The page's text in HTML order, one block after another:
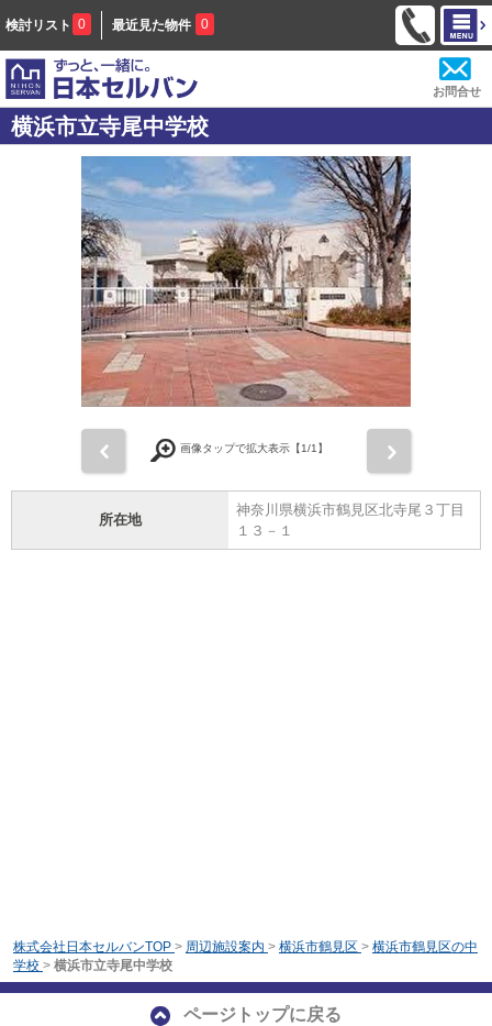
検討リスト 0 最近見た物件 0
お問合せ
横浜市立寺尾中学校
画像タップで拡大表示【1/1】
所在地
神奈川県横浜市鶴見区北寺尾３丁目
１３－１
株式会社日本セルバンTOP > 周辺施設案内 > 横浜市鶴見区 > 横浜市鶴見区の中
学校 > 横浜市立寺尾中学校
ページトップに戻る